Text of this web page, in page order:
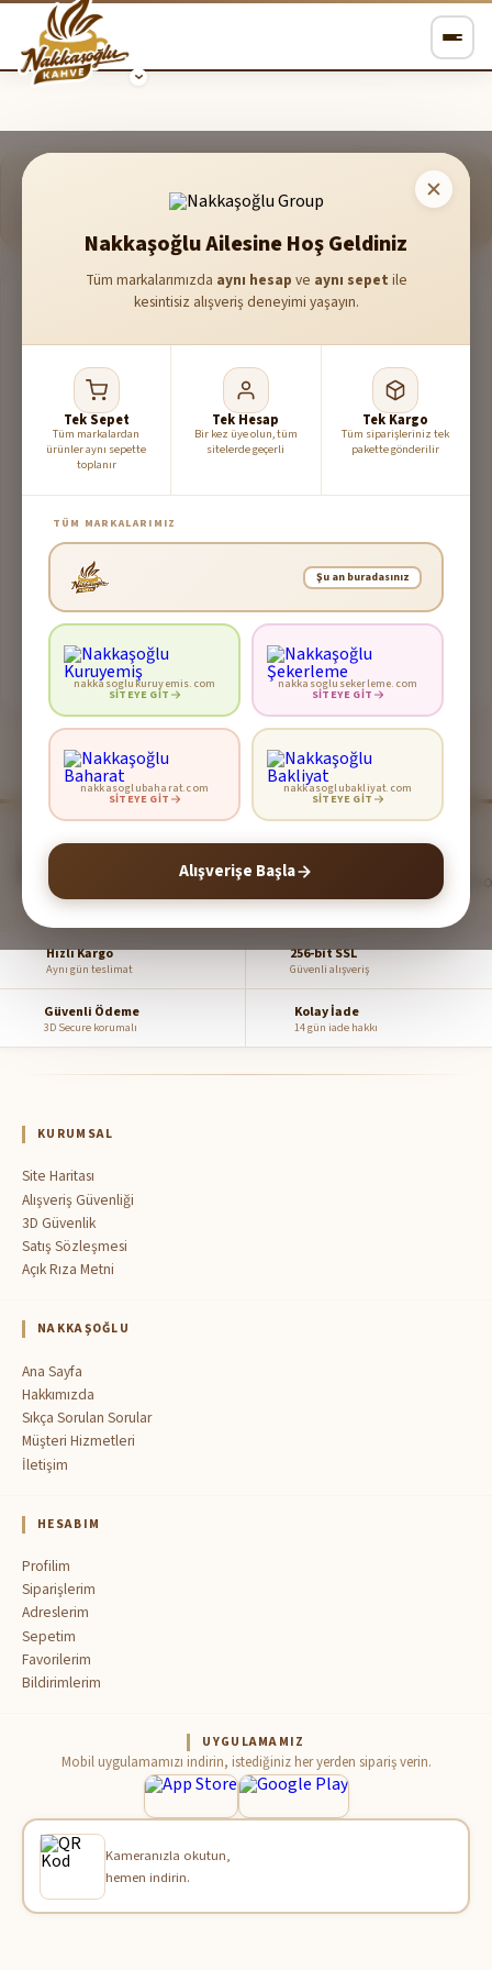
Nakkaşoğlu Ailesine Hoş Geldiniz
Tüm markalarımızda aynı hesap ve aynı sepet ile
kesintisiz alışveriş deneyimi yaşayın.
Tek Sepet
Tüm markalardan
ürünler aynı sepette
toplanır
Tek Hesap
Bir kez üye olun, tüm
sitelerde geçerli
Tek Kargo
Tüm siparişleriniz tek
pakette gönderilir
TÜM MARKALARIMIZ
Şu an buradasınız
nakkasoglukuruyemis.com
SITEYE GIT
nakkasoglusekerleme.com
SITEYE GIT
nakkasoglubaharat.com
SITEYE GIT
nakkasoglubakliyat.com
SITEYE GIT
Alışverişe Başla
Kampanyalar
Nakkaşoğlu'na özel fırsat ve indirimler
Yeni kampanyalarımızdan haberdar olmak için bizi takip etmeye
Nakkaşoğlu Kahve
Farkımızı Farkedeceksiniz
info@nakkasoglukahve.com.tr
Hızlı Kargo
Aynı gün teslimat
256-bit SSL
Güvenli alışveriş
Güvenli Ödeme
3D Secure korumalı
Kolay İade
14 gün iade hakkı
KURUMSAL
Site Haritası
Alışveriş Güvenliği
3D Güvenlik
Satış Sözleşmesi
Açık Rıza Metni
NAKKAŞOĞLU
Ana Sayfa
Hakkımızda
Sıkça Sorulan Sorular
Müşteri Hizmetleri
İletişim
HESABIM
Profilim
Siparişlerim
Adreslerim
Sepetim
Favorilerim
Bildirimlerim
UYGULAMAMIZ
Mobil uygulamamızı indirin, istediğiniz her yerden sipariş verin.
Kameranızla okutun,
hemen indirin.